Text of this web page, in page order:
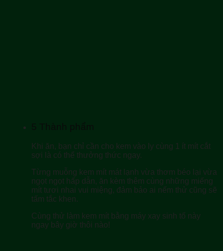
5 Thành phẩm
Khi ăn, bạn chỉ cần cho kem vào ly cùng 1 ít mít cắt
sợi là có thể thưởng thức ngay.
Từng muỗng kem mít mát lạnh vừa thơm béo lại vừa
ngọt ngọt hấp dẫn, ăn kèm thêm cùng những miếng
mít tươi nhai vui miệng, đảm bảo ai nếm thử cũng sẽ
tấm tắc khen.
Cùng thử làm kem mít bằng máy xay sinh tố này
ngay bây giờ thôi nào!